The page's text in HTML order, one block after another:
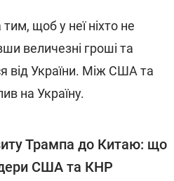
щоб у неї ніхто не
величезні гроші та
від України. Між США та
на Україну.
Трампа до Китаю: що
США та КНР